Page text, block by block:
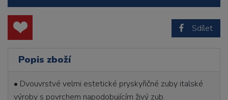
Sdílet
Popis zboží
• Dvouvrstvé velmi estetické pryskyřičné zuby italské
výroby s povrchem napodobujícím živý zub.